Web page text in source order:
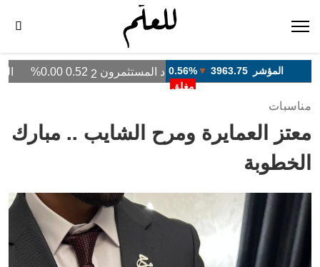
مناسبات
معتز العمايرة ومرح الشايب .. مبارك
الخطوبة